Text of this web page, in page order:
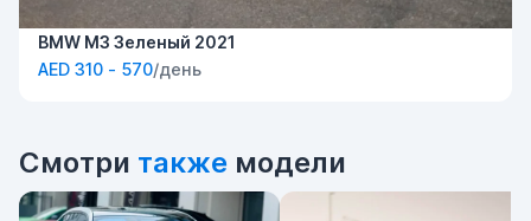
BMW M3 Зеленый 2021
AED 310 - 570/день
Смотри также модели